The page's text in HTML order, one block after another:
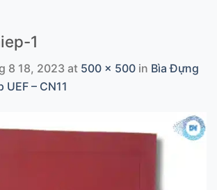
1
8 18, 2023at 500 × 500 in Bìa Đựng
– CN11